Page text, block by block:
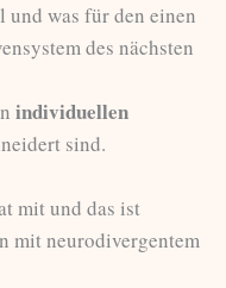
was für den einen
des nächsten
individuellen
sind.
mit und das ist
mit neurodivergentem